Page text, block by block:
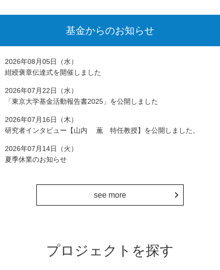
基金からのお知らせ
2026年08月05日（水）
紺綬褒章伝達式を開催しました
2026年07月22日（水）
「東京大学基金活動報告書2025」を公開しました
2026年07月16日（木）
研究者インタビュー【山内 薫 特任教授】を公開しました。
2026年07月14日（火）
夏季休業のお知らせ
see more
プロジェクトを探す